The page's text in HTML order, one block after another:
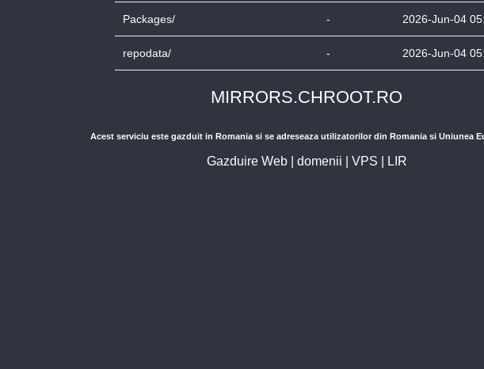
Packages/ - 2026-Jun-04
repodata/ - 2026-Jun-04
MIRRORS.CHROOT.RO
Acest serviciu este gazduit in Romania si se adreseaza utilizatorilor din Romania si Uniunea
Gazduire Web| domenii VPS LIR